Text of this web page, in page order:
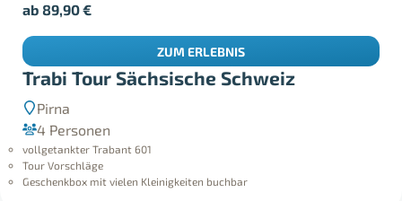
Trabi Tour Sächsische Schweiz
Pirna
4 Personen
vollgetankter Trabant 601
Tour Vorschläge
Geschenkbox mit vielen Kleinigkeiten buchbar
ab89,90€
ZUM ERLEBNIS